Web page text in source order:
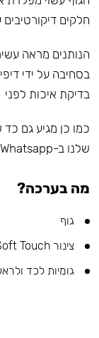
חלקים דיקורטיבים
הנותנים מראה
בדיקת איכות לפני
כמו כן מגיע גם כד
שלנו ב-Whatsapp.
מה בערכה?
גוף
צינור Soft Touch
גומיות לכד